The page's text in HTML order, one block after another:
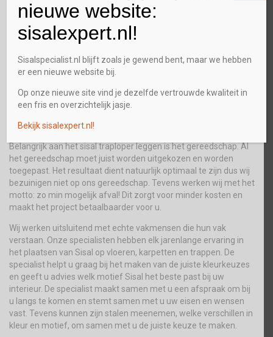
plaatsen van een traploper. Door onze jarenlange ervaring
kunnen wij snel en vakkundig te werk gaan. Daarnaast hebben
wij de keuze gemaakt om geen duur pand en/of showroom te
hebben, hierdoor besparen wij onszelf en vooral u extra kosten!
Wij kunnen daarom altijd scherpe prijzen hanteren.
Neemt u eens een kijkje in onze collectie voor sisal traploper
kopen op
www.sisalspecialist.nl
Waarom de Sisal Specialist?
Belangrijk aan het sisal traploper leggen is het gereedschap. Al
het gereedschap moet juist worden uitgekozen en worden
toegepast. Het resultaat dient natuurlijk optimaal te zijn dus wij
bezuinigen niet op ons gereedschap. Tevens werken wij met het
motto: zo min mogelijk afval! Dit zorgt voor minder kosten en
maakt het project betaalbaarder voor u.
Wij werken uitsluitend met echte vakmensen die hun vak
verstaan. Onze specialisten hebben elk jarenlange ervaring in
het plaatsen van Sisal op vloeren, karpetten en trappen. De
specialist helpt u graag bij het maken van de juiste kleurkeuzes
en geeft u advies welk motief Sisal het beste past bij uw
interieur. De specialist maakt samen met u een afspraak om bij
u langs te komen en stemt samen met u uw eisen en wensen
vast. Tevens kunnen zijn stalen meenemen, welke verschillen in
kleur en motief, om samen met u de juiste keuze te maken.
nieuwe website:
sisalexpert.nl!
Sisalspecialist.nl blijft zoals je gewend bent, maar we hebben
er een nieuwe website bij.
Op onze nieuwe site vind je dezelfde vertrouwde kwaliteit in
een fris en overzichtelijk jasje.
Bekijk sisalexpert.nl!